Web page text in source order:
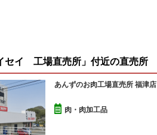
セイ 工場直売所」付近の直売所
あんずのお肉工場直売所 福津店
肉・肉加工品